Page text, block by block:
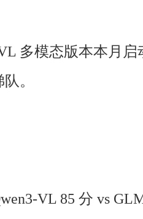
多模态版本本月
。
VL 85 分 vs